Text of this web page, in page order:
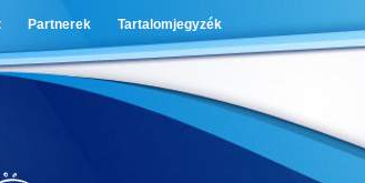
Partnerek Tartalomjegyzék